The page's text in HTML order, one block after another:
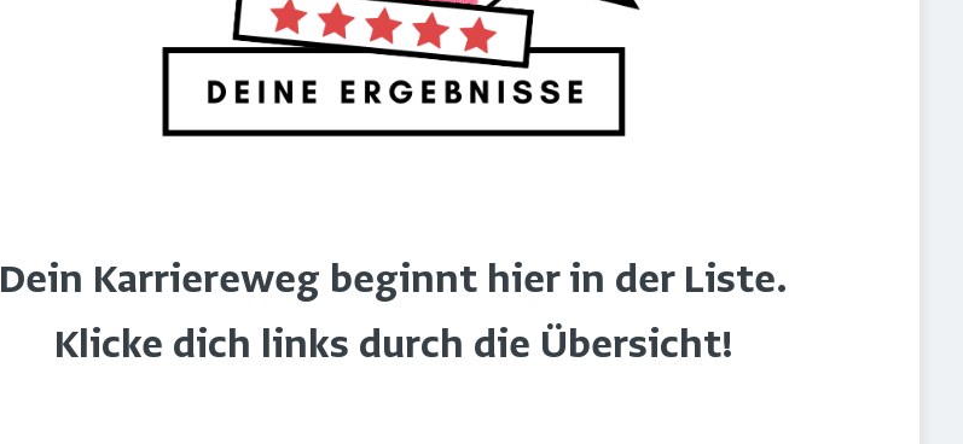
Dein Karriereweg beginnt hier in der Liste.
Klicke dich links durch die Übersicht!